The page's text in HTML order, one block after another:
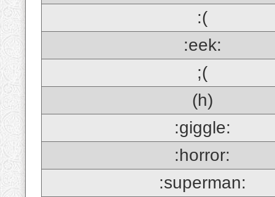
:(
:eek:
;(
(h)
:giggle:
:horror:
:superman: